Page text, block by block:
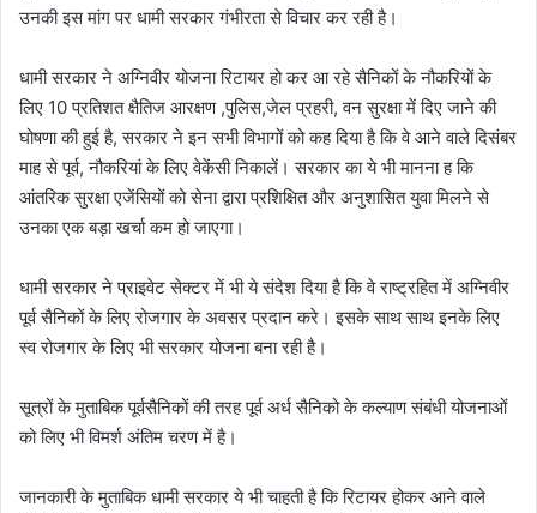
उनकी इस मांग पर धामी सरकार गंभीरता से विचार कर रही है।
धामी सरकार ने अग्निवीर योजना रिटायर हो कर आ रहे सैनिकों के नौकरियों के
लिए 10 प्रतिशत क्षैतिज आरक्षण ,पुलिस,जेल प्रहरी, वन सुरक्षा में दिए जाने की
घोषणा की हुई है, सरकार ने इन सभी विभागों को कह दिया है कि वे आने वाले दिसंबर
माह से पूर्व, नौकरियां के लिए वेकेंसी निकालें। सरकार का ये भी मानना ह कि
आंतरिक सुरक्षा एजेंसियों को सेना द्वारा प्रशिक्षित और अनुशासित युवा मिलने से
उनका एक बड़ा खर्चा कम हो जाएगा।
धामी सरकार ने प्राइवेट सेक्टर में भी ये संदेश दिया है कि वे राष्ट्रहित में अग्निवीर
पूर्व सैनिकों के लिए रोजगार के अवसर प्रदान करे। इसके साथ साथ इनके लिए
स्व रोजगार के लिए भी सरकार योजना बना रही है।
सूत्रों के मुताबिक पूर्वसैनिकों की तरह पूर्व अर्ध सैनिको के कल्याण संबंधी योजनाओं
को लिए भी विमर्श अंतिम चरण में है।
जानकारी के मुताबिक धामी सरकार ये भी चाहती है कि रिटायर होकर आने वाले